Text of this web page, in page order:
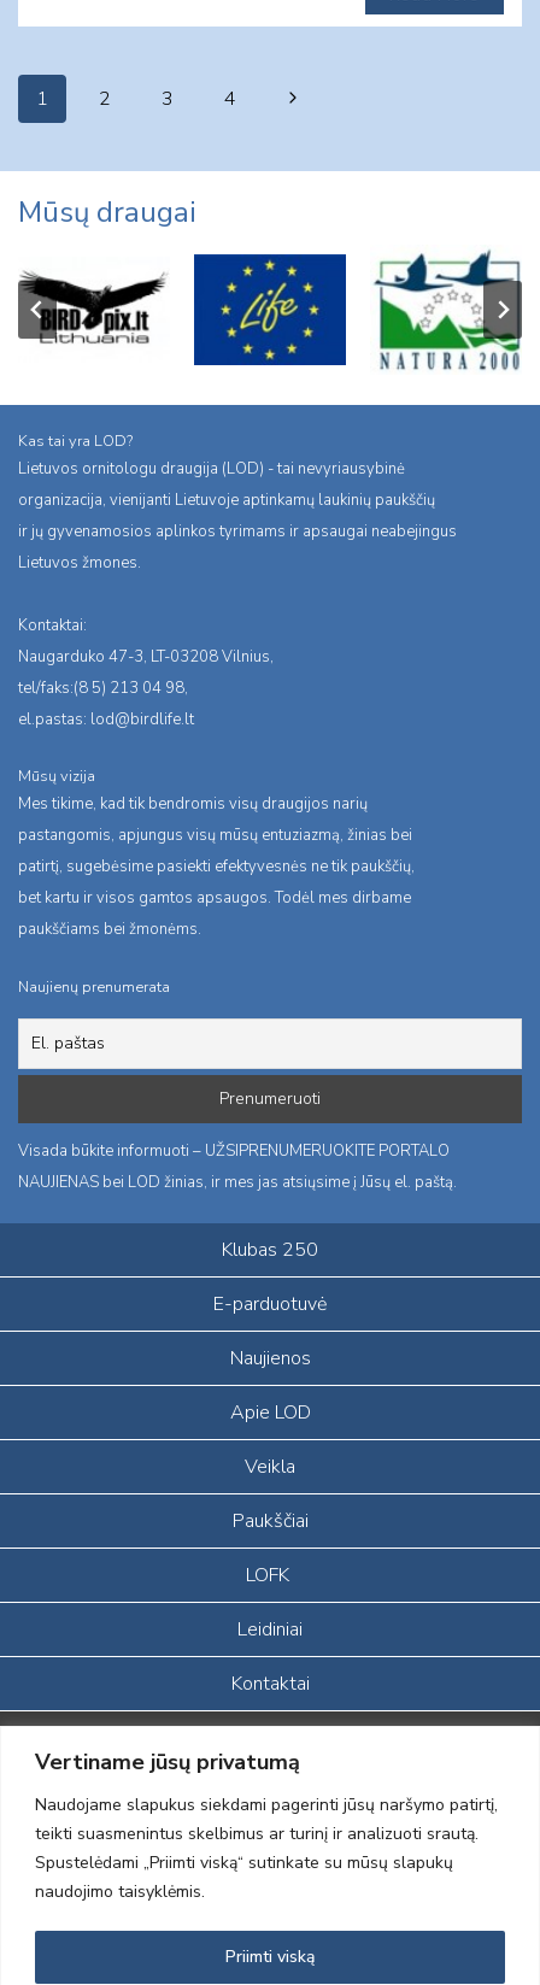
Vertiname jūsų privatumą
Naudojame slapukus siekdami pagerinti jūsų naršymo patirtį,
teikti suasmenintus skelbimus ar turinį ir analizuoti srautą.
Spustelėdami „Priimti viską“ sutinkate su mūsų slapukų
naudojimo taisyklėmis.
Priimti viską
Page
1 2 3 4
Next
Mūsų draugai
Kas tai yra LOD?
Lietuvos ornitologu draugija (LOD) - tai nevyriausybinė
organizacija, vienijanti Lietuvoje aptinkamų laukinių paukščių
ir jų gyvenamosios aplinkos tyrimams ir apsaugai neabejingus
Lietuvos žmones.
Kontaktai:
Naugarduko 47-3, LT-03208 Vilnius,
tel/faks:(8 5) 213 04 98,
el.pastas: lod@birdlife.lt
Mūsų vizija
Mes tikime, kad tik bendromis visų draugijos narių
pastangomis, apjungus visų mūsų entuziazmą, žinias bei
patirtį, sugebėsime pasiekti efektyvesnės ne tik paukščių,
bet kartu ir visos gamtos apsaugos. Todėl mes dirbame
paukščiams bei žmonėms.
Naujienų prenumerata
Visada būkite informuoti – UŽSIPRENUMERUOKITE PORTALO
NAUJIENAS bei LOD žinias, ir mes jas atsiųsime į Jūsų el. paštą.
Klubas 250
E-parduotuvė
Naujienos
Apie LOD
Veikla
Paukščiai
LOFK
Leidiniai
Kontaktai
Portalas sukurtas įgyvendinant Lietuvos Respublikos, Europos
ekonominės erdvės ir Norvegijos finansinių mechanizmų iš dalies
finansuojamą paprojektį
„LOD visuomeninės /gamtosauginės veiklos sustiprinimas ir įvaizdžio
formavimas įtraukiant visuomenę į aplinkosauginių tyrimų veiklą“
(paprojekčio
įgyvendinimo sutarties numeris 2004-LT0008-NVO-1EEE/NOR-02-
2012 © Lietuvos Ornitologų Draugija © 2014, Visos teisės saugomos